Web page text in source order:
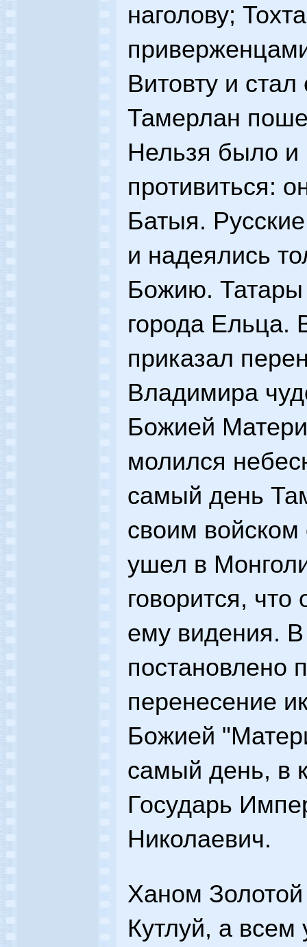
наголову;
Витовту и
Тамерлан
Нельзя было и
противиться:
Батыя.
и надеялись
Божию. Татары
города Ельца.
приказал
Владимира
Божией
молился
самый день
своим войском
ушел в
говорится,
ему видения. В
постановлено
перенесение
Божией
самый день, в
Государь
Николаевич.
Ханом
Кутлуй, а всем